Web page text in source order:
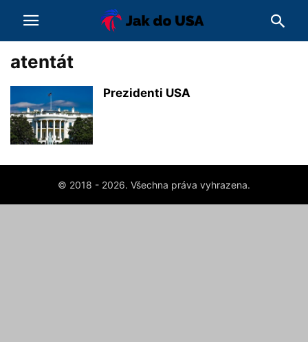
atentát
Prezidenti USA
© 2018 - 2026. Všechna práva vyhrazena.